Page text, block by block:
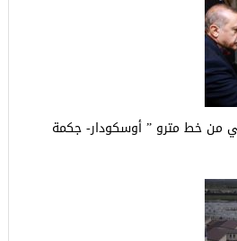
من خط مترو ” أوسكودار- جكمة